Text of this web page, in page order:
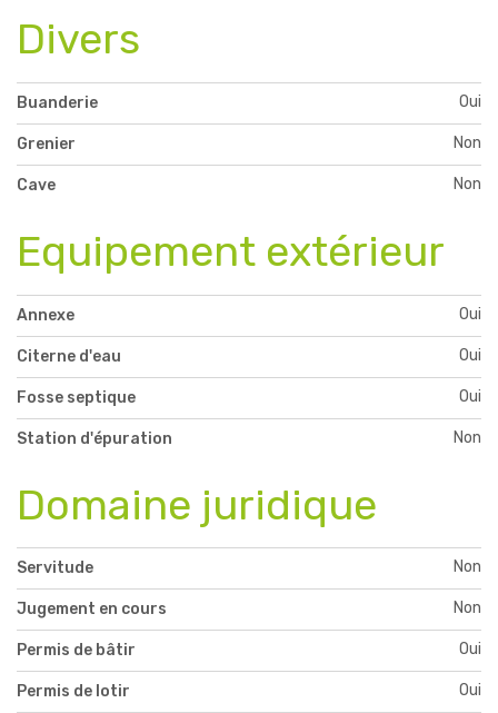
Divers
Buanderie Oui
Grenier Non
Cave Non
Equipement extérieur
Annexe Oui
Citerne d'eau Oui
Fosse septique Oui
Station d'épuration Non
Domaine juridique
Servitude Non
Jugement en cours Non
Permis de bâtir Oui
Permis de lotir Oui